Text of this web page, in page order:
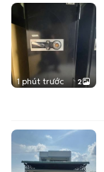
1 phút trước 2